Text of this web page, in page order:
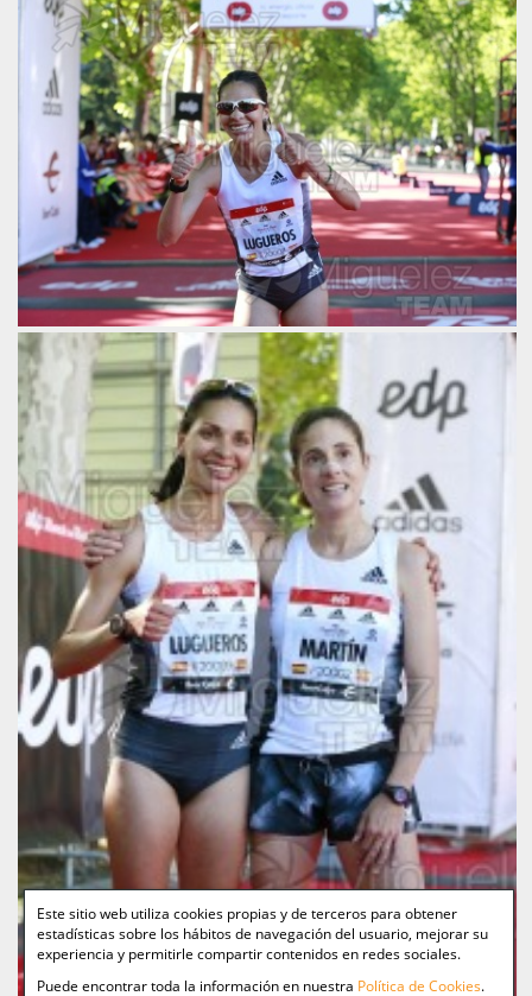
Este sitio web utiliza cookies propias y de terceros para obtener
estadísticas sobre los hábitos de navegación del usuario, mejorar su
experiencia y permitirle compartir contenidos en redes sociales.
Puede encontrar toda la información en nuestra Política de Cookies.